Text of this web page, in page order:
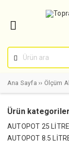
Ana Sayfa ›› Ölçüm
Ürün
AUTOPOT 25
AUTOPOT 8.5